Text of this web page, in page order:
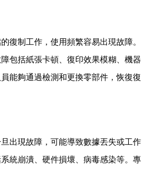
復制工作，使用頻繁容易出現故障。
包括紙張卡頓、復印效果模糊、機器
能夠通過檢測和更換零部件，恢復復
出現故障，可能導致數據丟失或工作
統崩潰、硬件損壞、病毒感染等。專